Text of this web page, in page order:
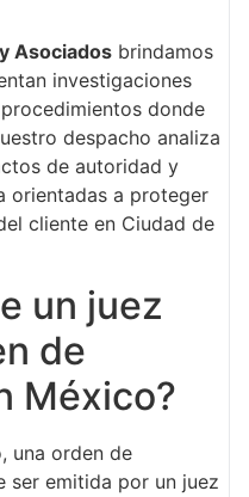
Asociados brindamos
investigaciones
donde
despacho analiza
de autoridad y
orientadas a proteger
cliente en Ciudad de
un juez
de
México?
una orden de
ser emitida por un juez